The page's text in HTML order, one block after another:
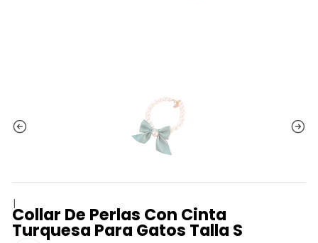
|
Collar De Perlas Con Cinta
Turquesa Para Gatos Talla S